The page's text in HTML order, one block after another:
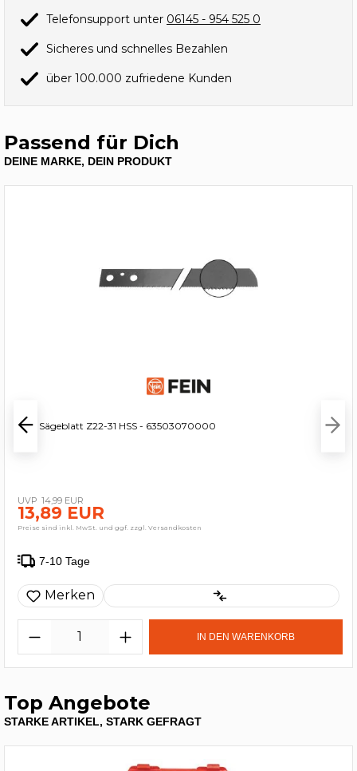
Telefonsupport unter 06145 - 954 525 0
Sicheres und schnelles Bezahlen
über 100.000 zufriedene Kunden
Passend für Dich
DEINE MARKE, DEIN PRODUKT
Fein Sägeblatt Z22-31 HSS - 63503070000
14,99 EUR
13,89 EUR
Preise sind inkl. MwSt. und ggf. zzgl. Versandkosten
7-10 Tage
Merken
IN DEN WARENKORB
Top Angebote
STARKE ARTIKEL, STARK GEFRAGT